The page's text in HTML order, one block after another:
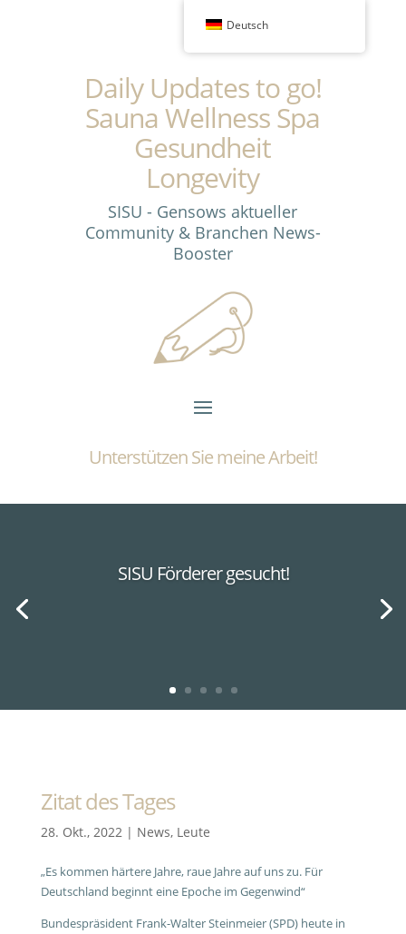
Daily Updates to go!
Sauna Wellness Spa
Gesundheit
Longevity
SISU - Gensows aktueller
Community & Branchen News-
Booster
Unterstützen Sie meine Arbeit!
SISU Förderer gesucht!
Zitat des Tages
28. Okt., 2022| News, Leute
„Es kommen härtere Jahre, raue Jahre auf uns zu. Für
Deutschland beginnt eine Epoche im Gegenwind“
Bundespräsident Frank-Walter Steinmeier (SPD) heute in
Deutsch